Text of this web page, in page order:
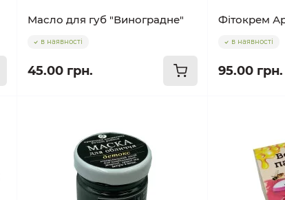
Масло для губ "Виноградне"
в наявності
45.00 грн.
Фітокрем
в наявності
95.00 грн.